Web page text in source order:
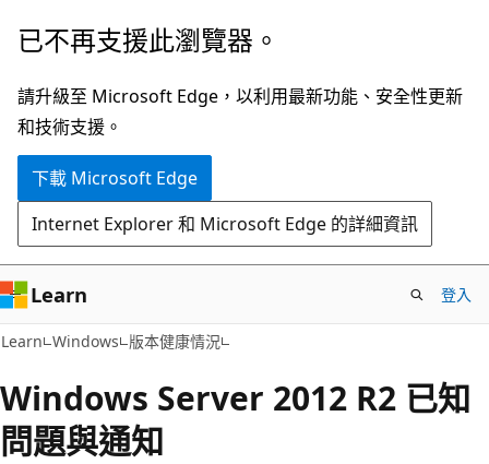
跳
主
要
內
已不再支援此瀏覽器。
請升級至 Microsoft Edge，以利用最新功能、安全性更新
和技術支援。
下載 Microsoft Edge
Internet Explorer 和 Microsoft Edge 的詳細資訊
Learn 登入
Learn Windows 版本健康情況
Windows Server 2012 R2 已知
問題與通知